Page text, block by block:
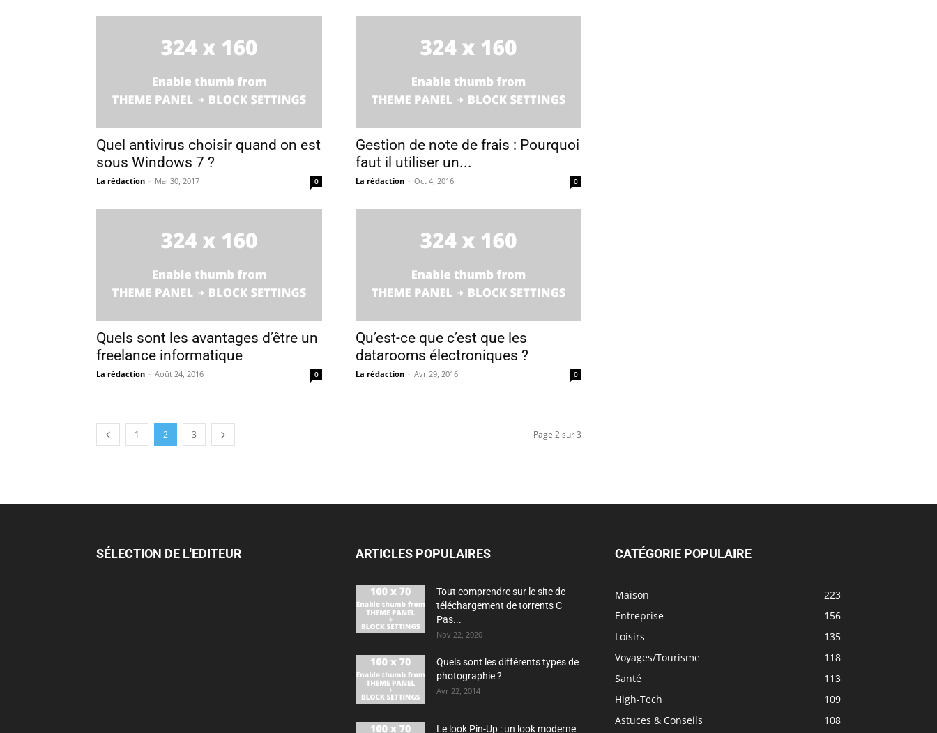
Quel antivirus choisir quand on est
sous Windows 7 ?
La rédaction - Mai 30, 2017 0
Gestion de note de frais : Pourquoi
faut il utiliser un...
La rédaction - Oct 4, 2016 0
Quels sont les avantages d’être un
freelance informatique
La rédaction - Août 24, 2016 0
Qu’est-ce que c’est que les
datarooms électroniques ?
La rédaction - Avr 29, 2016 0
1 2 3 Page 2 sur 3
SÉLECTION DE L'EDITEUR ARTICLES POPULAIRES
Tout comprendre sur le site de
téléchargement de torrents C
Pas...
Nov 22, 2020
Quels sont les différents types de
photographie ?
Avr 22, 2014
Le look Pin-Up : un look moderne
CATÉGORIE POPULAIRE
Maison
223
Entreprise
156
Loisirs
135
Voyages/Tourisme
118
Santé
113
High-Tech
109
Astuces & Conseils
108